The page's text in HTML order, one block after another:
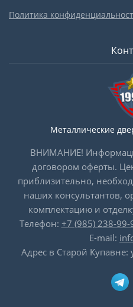
Политика
Металлические
ВНИМАНИЕ!
договором оферты.
приблизительно,
наших консультантов,
комплектацию и
Телефон: +7 (985) 238-99-
E-mail:
Адрес в Старой Купавне: